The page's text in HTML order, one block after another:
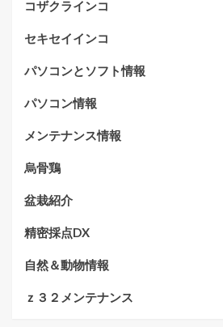
コザクラインコ
セキセイインコ
パソコンとソフト情報
パソコン情報
メンテナンス情報
烏骨鶏
盆栽紹介
精密採点DX
自然＆動物情報
ｚ３２メンテナンス